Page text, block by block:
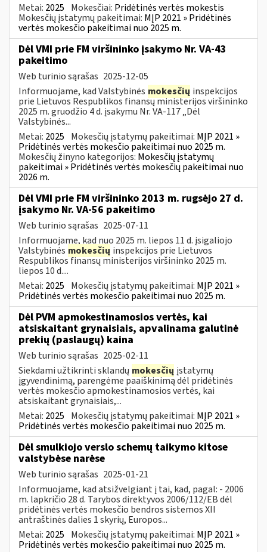
Metai: 2025 Mokesčiai: Pridėtinės vertės mokestis
Mokesčių įstatymų pakeitimai: MĮP 2021 » Pridėtinės
vertės mokesčio pakeitimai nuo 2025 m.
Dėl VMI prie FM viršininko įsakymo Nr. VA-43
pakeitimo
Web turinio sąrašas 2025-12-05
Informuojame, kad Valstybinės mokesčių inspekcijos
prie Lietuvos Respublikos finansų ministerijos viršininko
2025 m. gruodžio 4 d. įsakymu Nr. VA-117 „Dėl
Valstybinės...
Metai: 2025 Mokesčių įstatymų pakeitimai: MĮP 2021 »
Pridėtinės vertės mokesčio pakeitimai nuo 2025 m.
Mokesčių žinyno kategorijos: Mokesčių įstatymų
pakeitimai » Pridėtinės vertės mokesčių pakeitimai nuo
2026 m.
Dėl VMI prie FM viršininko 2013 m. rugsėjo 27 d.
įsakymo Nr. VA-56 pakeitimo
Web turinio sąrašas 2025-07-11
Informuojame, kad nuo 2025 m. liepos 11 d. įsigaliojo
Valstybinės mokesčių inspekcijos prie Lietuvos
Respublikos finansų ministerijos viršininko 2025 m.
liepos 10 d....
Metai: 2025 Mokesčių įstatymų pakeitimai: MĮP 2021 »
Pridėtinės vertės mokesčio pakeitimai nuo 2025 m.
Dėl PVM apmokestinamosios vertės, kai
atsiskaitant grynaisiais, apvalinama galutinė
prekių (paslaugų) kaina
Web turinio sąrašas 2025-02-11
Siekdami užtikrinti sklandų mokesčių įstatymų
įgyvendinimą, parengėme paaiškinimą dėl pridėtinės
vertės mokesčio apmokestinamosios vertės, kai
atsiskaitant grynaisiais,...
Metai: 2025 Mokesčių įstatymų pakeitimai: MĮP 2021 »
Pridėtinės vertės mokesčio pakeitimai nuo 2025 m.
Dėl smulkiojo verslo schemų taikymo kitose
valstybėse narėse
Web turinio sąrašas 2025-01-21
Informuojame, kad atsižvelgiant į tai, kad, pagal: - 2006
m. lapkričio 28 d. Tarybos direktyvos 2006/112/EB dėl
pridėtinės vertės mokesčio bendros sistemos XII
antraštinės dalies 1 skyrių, Europos...
Metai: 2025 Mokesčių įstatymų pakeitimai: MĮP 2021 »
Pridėtinės vertės mokesčio pakeitimai nuo 2025 m.